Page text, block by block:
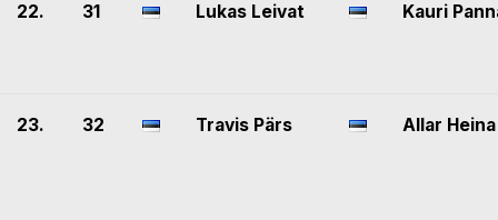
22. 31 Lukas Leivat Kauri
23. 32 Travis Pärs Allar Heina